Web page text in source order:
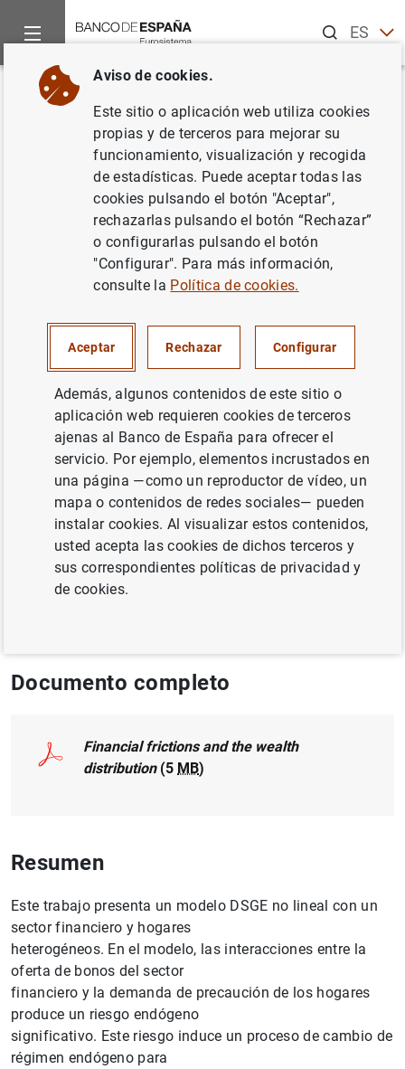
ESEN
Inicio Publicaciones
Volver
Financial frictions and the
wealth distribution
Autor: Jesús Fernández-Villaverde ,Samuel
Hurtadoy Galo Nuño
DESIGUALDAD
MÉTODOS CUANTITATIVOS
FINANZAS DE LOS HOGARES
ECONOMÍA INTERNACIONAL
Publicado en:
Econometrica,Volume 91,
Documento completo
Financial frictions and the wealth
distribution(5 MB)
Resumen
Este trabajo presenta un modelo DSGE no lineal con un
sector financiero y hogares
heterogéneos. En el modelo, las interacciones entre la
oferta de bonos del sector
financiero y la demanda de precaución de los hogares
produce un riesgo endógeno
significativo. Este riesgo induce un proceso de cambio de
régimen endógeno para
Aviso de cookies.
Este sitio o aplicación web utiliza cookies
propias y de terceros para mejorar su
funcionamiento, visualización y recogida
de estadísticas. Puede aceptar todas las
cookies pulsando el botón "Aceptar",
rechazarlas pulsando el botón “Rechazar”
o configurarlas pulsando el botón
"Configurar". Para más información,
consulte la Política de cookies.
Aceptar Rechazar Configurar
Además, algunos contenidos de este sitio o
aplicación web requieren cookies de terceros
ajenas al Banco de España para ofrecer el
servicio. Por ejemplo, elementos incrustados en
una página —como un reproductor de vídeo, un
mapa o contenidos de redes sociales— pueden
instalar cookies. Al visualizar estos contenidos,
usted acepta las cookies de dichos terceros y
sus correspondientes políticas de privacidad y
de cookies.